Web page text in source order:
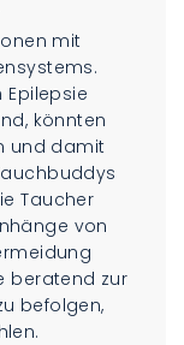
mit
könnten
und damit
Taucher
von
beratend zur
befolgen,